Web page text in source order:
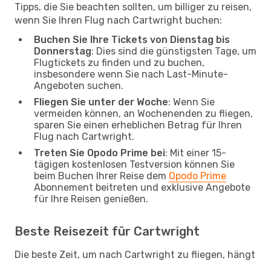
Tipps, die Sie beachten sollten, um billiger zu reisen,
wenn Sie Ihren Flug nach Cartwright buchen:
Buchen Sie Ihre Tickets von Dienstag bis
Donnerstag: Dies sind die günstigsten Tage, um
Flugtickets zu finden und zu buchen,
insbesondere wenn Sie nach Last-Minute-
Angeboten suchen.
Fliegen Sie unter der Woche: Wenn Sie
vermeiden können, an Wochenenden zu fliegen,
sparen Sie einen erheblichen Betrag für Ihren
Flug nach Cartwright.
Treten Sie Opodo Prime bei: Mit einer 15-
tägigen kostenlosen Testversion können Sie
beim Buchen Ihrer Reise dem Opodo Prime
Abonnement beitreten und exklusive Angebote
für Ihre Reisen genießen.
Beste Reisezeit für Cartwright
Die beste Zeit, um nach Cartwright zu fliegen, hängt